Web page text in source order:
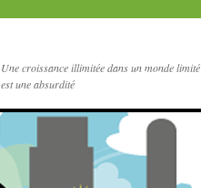
Une croissance illimitée dans un monde limité
est une absurdité